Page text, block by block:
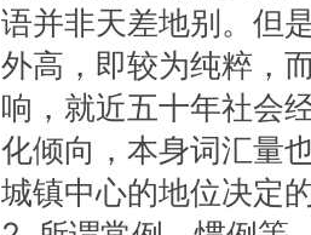
语并非天差地别。但
外高，即较为纯粹，
响，就近五十年社会
化倾向，本身词汇量
城镇中心的地位决定